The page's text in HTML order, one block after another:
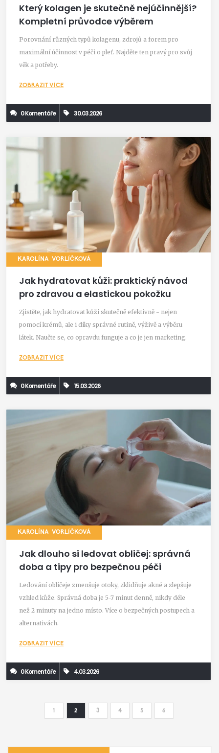
Který kolagen je skutečně nejúčinnější?
Kompletní průvodce výběrem
Porovnání různých typů kolagenu, zdrojů a forem pro
maximální účinnost v péči o pleť. Najděte ten pravý pro svůj
věk a potřeby.
ZOBRAZIT VÍCE
0 Komentáře 30.03.2026
KAROLÍNA VORLÍČKOVÁ
Jak hydratovat kůži: praktický návod
pro zdravou a elastickou pokožku
Zjistěte, jak hydratovat kůži skutečně efektivně - nejen
pomocí krémů, ale i díky správné rutině, výživě a výběru
látek. Naučte se, co opravdu funguje a co je jen marketing.
ZOBRAZIT VÍCE
0 Komentáře 15.03.2026
KAROLÍNA VORLÍČKOVÁ
Jak dlouho si ledovat obličej: správná
doba a tipy pro bezpečnou péči
Ledování obličeje zmenšuje otoky, zklidňuje akné a zlepšuje
vzhled kůže. Správná doba je 5-7 minut denně, nikdy déle
než 2 minuty na jedno místo. Více o bezpečných postupech a
alternativách.
ZOBRAZIT VÍCE
0 Komentáře 4.03.2026
1 2 3 4 5 6